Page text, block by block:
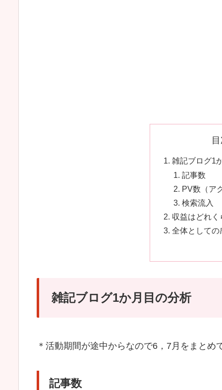
雑記ブログ1
記事数
PV数（ア
検索流入
収益はどれく
全体としての
雑記ブログ1か月目の分析
＊活動期間が途中からなので6，7月をまとめ
記事数